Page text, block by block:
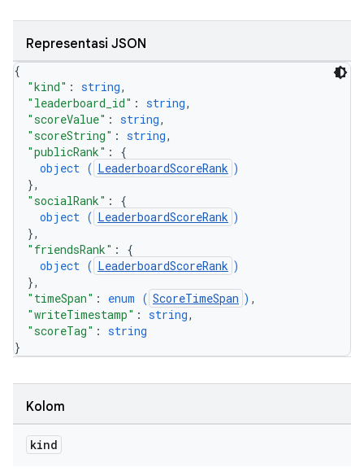
Representasi JSON
{
"kind" : string,
"leaderboard_id" : string,
"scoreValue" : string,
"scoreString" : string,
"publicRank" : {
object ( LeaderboardScoreRank )
},
"socialRank" : {
object ( LeaderboardScoreRank )
},
"friendsRank" : {
object ( LeaderboardScoreRank )
},
"timeSpan" : enum ( ScoreTimeSpan ) ,
"writeTimestamp" : string,
"scoreTag" : string
}
Kolom
kind